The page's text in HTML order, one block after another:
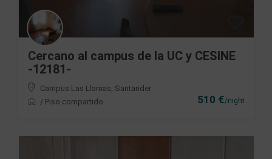
510 €/night
Cercano al campus de la UC y CESINE
-12181-
Campus Las Llamas, Santander
/ Piso compartido